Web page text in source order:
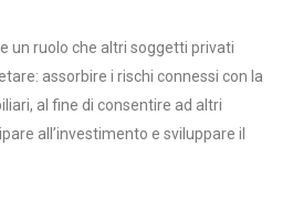
un ruolo che altri soggetti privati
assorbire i rischi connessi con la
al fine di consentire ad altri
all’investimento e sviluppare il